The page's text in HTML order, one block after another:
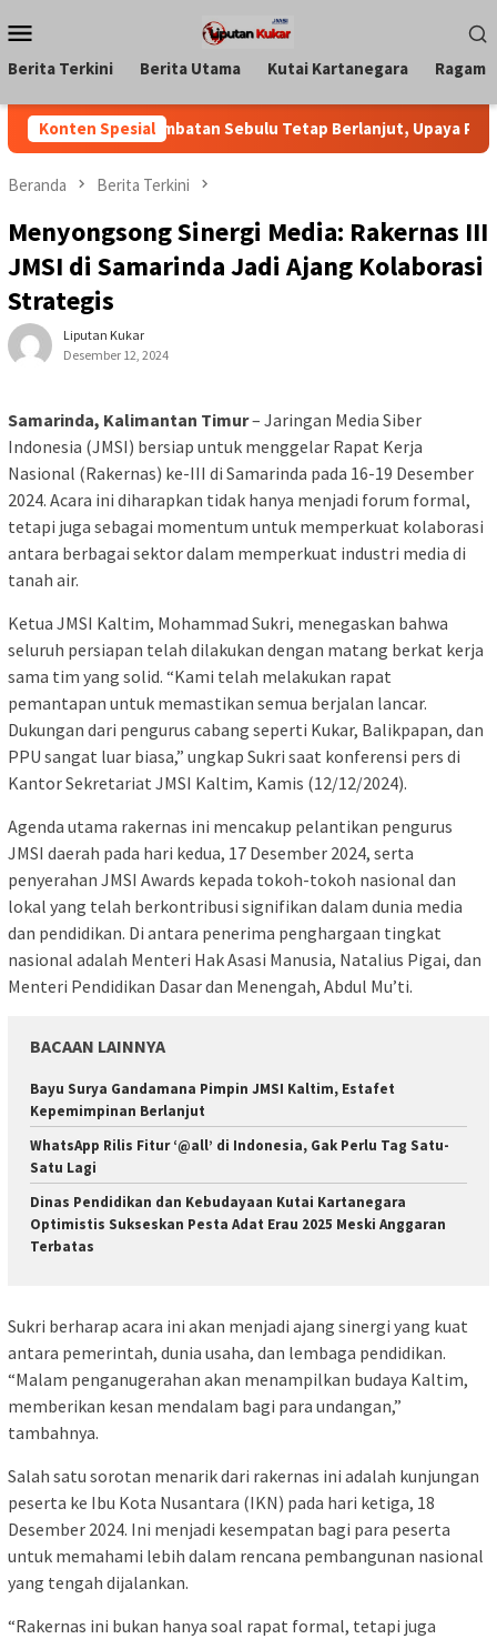
ke
kontenMobile
Berita Terkini Berita Utama Kutai Kartanegara Ragam
Konten Spesial
Pastikan Jembatan Sebulu Tetap Berlanjut, Upaya Pendanaan
Beranda Berita Terkini
Menyongsong Sinergi Media: Rakernas III
JMSI di Samarinda Jadi Ajang Kolaborasi
Strategis
Liputan Kukar
Desember 12, 2024
Samarinda, Kalimantan Timur– Jaringan Media Siber
Indonesia (JMSI) bersiap untuk menggelar Rapat Kerja
Nasional (Rakernas) ke-III di Samarinda pada 16-19 Desember
2024. Acara ini diharapkan tidak hanya menjadi forum formal,
tetapi juga sebagai momentum untuk memperkuat kolaborasi
antara berbagai sektor dalam memperkuat industri media di
tanah air.
Ketua JMSI Kaltim, Mohammad Sukri, menegaskan bahwa
seluruh persiapan telah dilakukan dengan matang berkat kerja
sama tim yang solid. “Kami telah melakukan rapat
pemantapan untuk memastikan semua berjalan lancar.
Dukungan dari pengurus cabang seperti Kukar, Balikpapan, dan
PPU sangat luar biasa,” ungkap Sukri saat konferensi pers di
Kantor Sekretariat JMSI Kaltim, Kamis (12/12/2024).
Agenda utama rakernas ini mencakup pelantikan pengurus
JMSI daerah pada hari kedua, 17 Desember 2024, serta
penyerahan JMSI Awards kepada tokoh-tokoh nasional dan
lokal yang telah berkontribusi signifikan dalam dunia media
dan pendidikan. Di antara penerima penghargaan tingkat
nasional adalah Menteri Hak Asasi Manusia, Natalius Pigai, dan
Menteri Pendidikan Dasar dan Menengah, Abdul Mu’ti.
BACAAN LAINNYA
Bayu Surya Gandamana Pimpin JMSI Kaltim, Estafet
Kepemimpinan Berlanjut
WhatsApp Rilis Fitur ‘@all’ di Indonesia, Gak Perlu Tag Satu-
Satu Lagi
Dinas Pendidikan dan Kebudayaan Kutai Kartanegara
Optimistis Sukseskan Pesta Adat Erau 2025 Meski Anggaran
Terbatas
Sukri berharap acara ini akan menjadi ajang sinergi yang kuat
antara pemerintah, dunia usaha, dan lembaga pendidikan.
“Malam penganugerahan akan menampilkan budaya Kaltim,
memberikan kesan mendalam bagi para undangan,”
tambahnya.
Salah satu sorotan menarik dari rakernas ini adalah kunjungan
peserta ke Ibu Kota Nusantara (IKN) pada hari ketiga, 18
Desember 2024. Ini menjadi kesempatan bagi para peserta
untuk memahami lebih dalam rencana pembangunan nasional
yang tengah dijalankan.
“Rakernas ini bukan hanya soal rapat formal, tetapi juga